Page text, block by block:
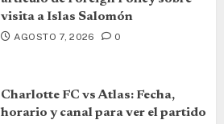
visita a Islas Salomón
AGOSTO 7, 2026 0
Charlotte FC vs Atlas: Fecha,
horario y canal para ver el partido